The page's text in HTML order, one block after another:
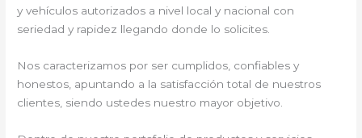
y vehículos autorizados a nivel local y nacional con
seriedad y rapidez llegando donde lo solicites.
Nos caracterizamos por ser cumplidos, confiables y
honestos, apuntando a la satisfacción total de nuestros
clientes, siendo ustedes nuestro mayor objetivo.